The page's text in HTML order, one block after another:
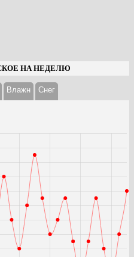
НА НЕДЕЛЮ
Влажн Cнег